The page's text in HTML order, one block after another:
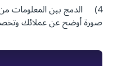
4) الدمج بين المعلومات
صورة أوضح عن عملائك